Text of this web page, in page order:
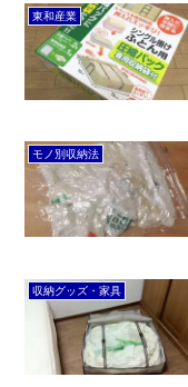
東和産業
モノ別収納法
収納グッズ・家具